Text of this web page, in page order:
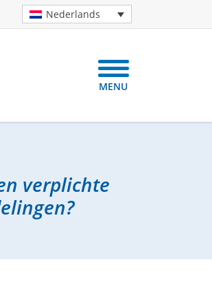
Nederlands
MENU
verplichte